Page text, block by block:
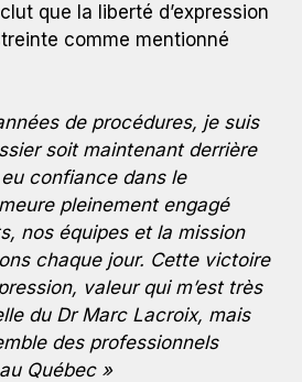
que la liberté d’expression
comme mentionné
de procédures, je suis
soit maintenant derrière
confiance dans le
pleinement engagé
nos équipes et la mission
chaque jour. Cette victoire
valeur qui m’est très
du Dr Marc Lacroix, mais
des professionnels
Québec »